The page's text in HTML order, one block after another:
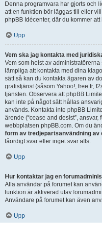
Denna programvara har gjorts och
att en funktion bör läggas till eller
phpBB Idécenter, där du kommer
Upp
Vem ska jag kontakta med
Vem som helst av administratörerna
lämpliga att kontakta med dina
sätt så kan du kontakta ägaren av
gratistjänst (såsom Yahoo!, free.fr,
tjänsten. Observera att phpBB
kan inte på något sätt hållas
används. Kontakta inte phpBB
ärende (“cease and desist”, ansvar,
webbplatsen phpBB.com. Om du
form av tredjepartsanvändning av
fåordigt svar eller inget svar alls.
Upp
Hur kontaktar jag en
Alla användar på forumet kan
funktion är aktiverad utav
Användare på forumet kan även
Upp